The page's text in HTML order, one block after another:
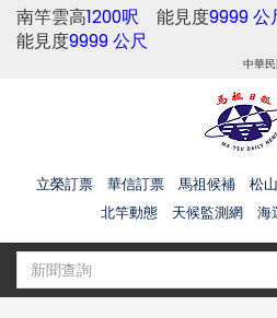
南竿雲高1200呎 能見度9999
能見度9999 公尺
中華
立榮訂票 華信訂票 馬祖候補 松
北竿動態
天候監測網 海